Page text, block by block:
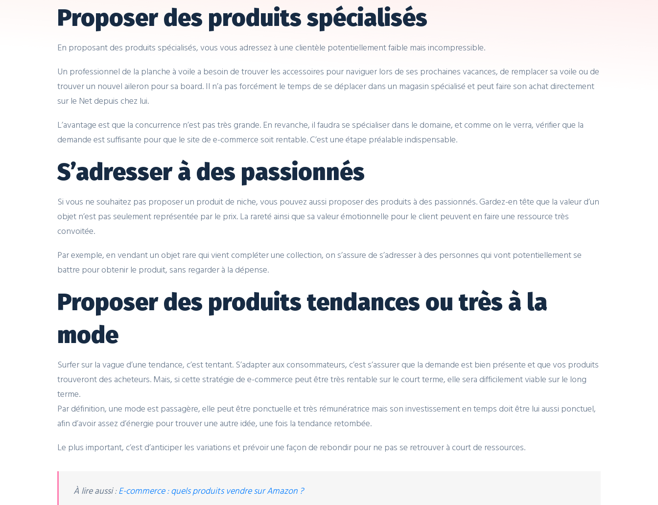
Proposer des produits spécialisés
En proposant des produits spécialisés, vous vous adressez à une clientèle potentiellement faible mais incompressible.
Un professionnel de la planche à voile a besoin de trouver les accessoires pour naviguer lors de ses prochaines vacances, de remplacer sa voile ou de
trouver un nouvel aileron pour sa board. Il n’a pas forcément le temps de se déplacer dans un magasin spécialisé et peut faire son achat directement
sur le Net depuis chez lui.
L’avantage est que la concurrence n’est pas très grande. En revanche, il faudra se spécialiser dans le domaine, et comme on le verra, vérifier que la
demande est suffisante pour que le site de e-commerce soit rentable. C’est une étape préalable indispensable.
S’adresser à des passionnés
Si vous ne souhaitez pas proposer un produit de niche, vous pouvez aussi proposer des produits à des passionnés. Gardez-en tête que la valeur d’un
objet n’est pas seulement représentée par le prix. La rareté ainsi que sa valeur émotionnelle pour le client peuvent en faire une ressource très
convoitée.
Par exemple, en vendant un objet rare qui vient compléter une collection, on s’assure de s’adresser à des personnes qui vont potentiellement se
battre pour obtenir le produit, sans regarder à la dépense.
Proposer des produits tendances ou très à la
mode
Surfer sur la vague d’une tendance, c’est tentant. S’adapter aux consommateurs, c’est s’assurer que la demande est bien présente et que vos produits
trouveront des acheteurs. Mais, si cette stratégie de e-commerce peut être très rentable sur le court terme, elle sera difficilement viable sur le long
terme.
Par définition, une mode est passagère, elle peut être ponctuelle et très rémunératrice mais son investissement en temps doit être lui aussi ponctuel,
afin d’avoir assez d’énergie pour trouver une autre idée, une fois la tendance retombée.
Le plus important, c’est d’anticiper les variations et prévoir une façon de rebondir pour ne pas se retrouver à court de ressources.
À lire aussi:E-commerce : quels produits vendre sur Amazon ?